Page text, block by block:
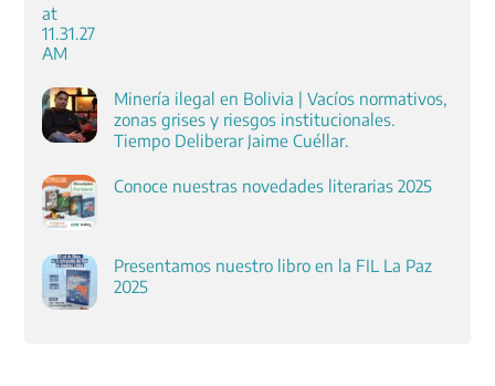
Minería ilegal en Bolivia | Vacíos normativos,
zonas grises y riesgos institucionales.
Tiempo Deliberar Jaime Cuéllar.
Conoce nuestras novedades literarias 2025
Presentamos nuestro libro en la FIL La Paz
2025